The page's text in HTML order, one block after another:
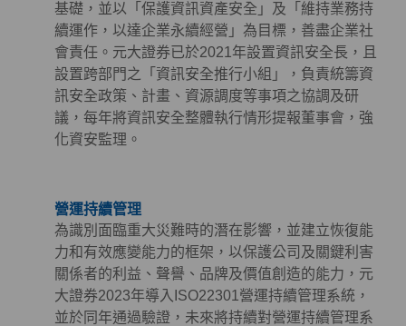
基礎，並以「保護資訊資產安全」及「維持業務持
續運作，以達企業永續經營」為目標，善盡企業社
會責任。元大證券已於2021年設置資訊安全長，且
設置跨部門之「資訊安全推行小組」，負責統籌資
訊安全政策、計畫、資源調度等事項之協調及研
議，每年將資訊安全整體執行情形提報董事會，強
化資安監理。
營運持續管理
為識別面臨重大災難時的潛在影響，並建立恢復能
力和有效應變能力的框架，以保護公司及關鍵利害
關係者的利益、聲譽、品牌及價值創造的能力，元
大證券2023年導入ISO22301營運持續管理系統，
並於同年通過驗證，未來將持續對營運持續管理系